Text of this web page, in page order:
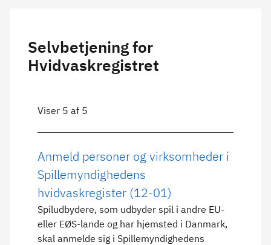
Selvbetjening for
Hvidvaskregistret
Viser 5 af 5
Anmeld personer og virksomheder i
Spillemyndighedens
hvidvaskregister (12-01)
Spiludbydere, som udbyder spil i andre EU-
eller EØS-lande og har hjemsted i Danmark,
skal anmelde sig i Spillemyndighedens